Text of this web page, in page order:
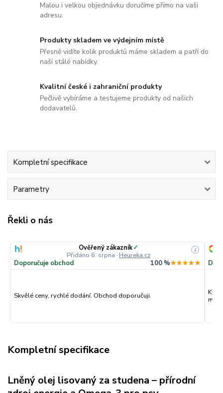
Malou i velkou objednávku doručíme přímo na vaši
adresu.
Produkty skladem ve výdejním místě
Přesně vidíte kolik produktů máme skladem a patří do
naší stálé nabídky.
Kvalitní české i zahraniční produkty
Pečlivě vybíráme a testujeme produkty od našich
dodavatelů.
Kompletní specifikace
Parametry
Řekli o nás
Ověřený zákazník✓
Přidáno 6. srpna · Heureka.cz
i
Doporučuje obchod 100 %★★★★★
Skvělé ceny, rychlé dodání. Obchod doporučuji.
Kompletní specifikace
Lněný olej lisovaný za studena – přírodní